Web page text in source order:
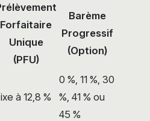
Forfaitaire
Unique
(PFU)
Barème
Progressif
(Option)
à 12,8 %
0 %, 11 %, 30
%, 41 % ou
45 %